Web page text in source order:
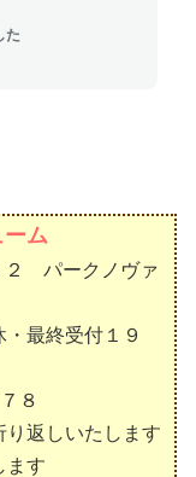
た
ーム
２ パークノヴァ
・最終受付１９
８
返しいたします
ます